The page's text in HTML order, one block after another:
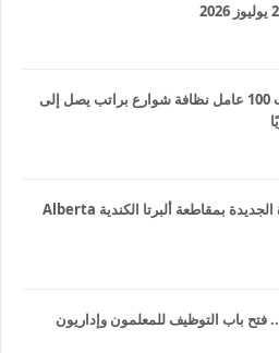
إسبانيا : مطلوب 100 عامل نظافة شوارع براتب يصل إلى
استمارة الهجرة الجديدة بمقاطعة ألبرتا الكندية Alberta
السعودية 2026.. فتح باب التوظيف للمعلمون وإداريون